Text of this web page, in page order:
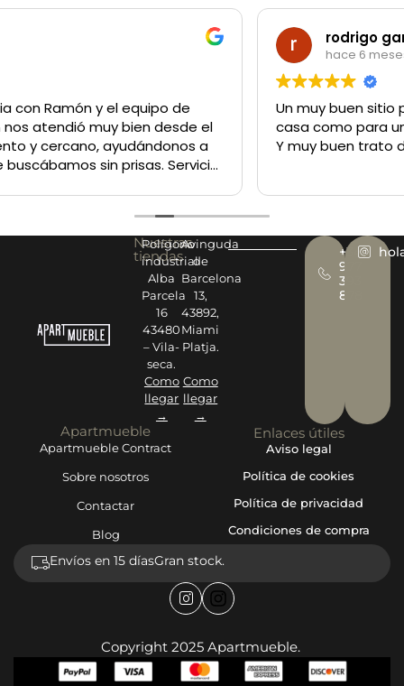
Un muy buen sitio para comprar lo q sea tanto para la
casa como para un negocio
Y muy buen trato del personal
Nuestras
tiendas
Polígono
industrial
Alba
Parcela
16
43480
– Vila-
seca.
Como
llegar
→
Avinguda
de
Barcelona
13,
43892,
Miami
Platja.
Como
llegar
→
+34
977
393
878
Apartmueble
Apartmueble Contract
Sobre nosotros
Contactar
Blog
Enlaces útiles
Aviso legal
Política de cookies
Política de privacidad
Condiciones de compra
Envíos en 15 díasGran stock.
Copyright 2025 Apartmueble.